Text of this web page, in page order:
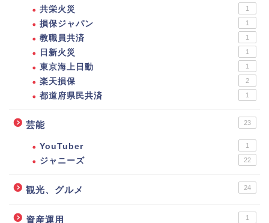
共栄火災 1
損保ジャパン 1
教職員共済 1
日新火災 1
東京海上日動 1
楽天損保 2
都道府県民共済 1
芸能 23
YouTuber 1
ジャニーズ 22
観光、グルメ 24
資産運用 1